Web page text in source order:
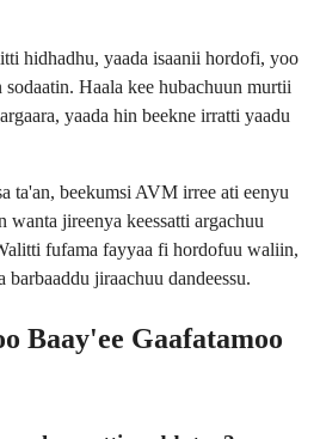
hidhadhu, yaada isaanii hordofi, yoo
Haala kee hubachuun murtii
yaada hin beekne irratti yaadu
ta'an, beekumsi AVM irree ati eenyu
wanta jireenya keessatti argachuu
fufama fayyaa fi hordofuu waliin,
jiraachuu dandeessu.
Baay'ee Gaafatamoo